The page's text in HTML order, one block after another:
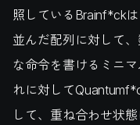
照しているBrainf*ck
並んだ配列に対して
な命令を書けるミニ
れに対して
して、重ね合わせ状